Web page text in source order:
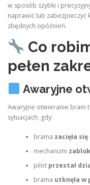
w sposób szybki i
naprawić lub
zbędnych opóźnień.
Co
pełen
Awaryjne
Awaryjne otwieranie bram
sytuacjach, gdy:
brama zacięła się
mechanizm
pilot przestał
brama utknęła w